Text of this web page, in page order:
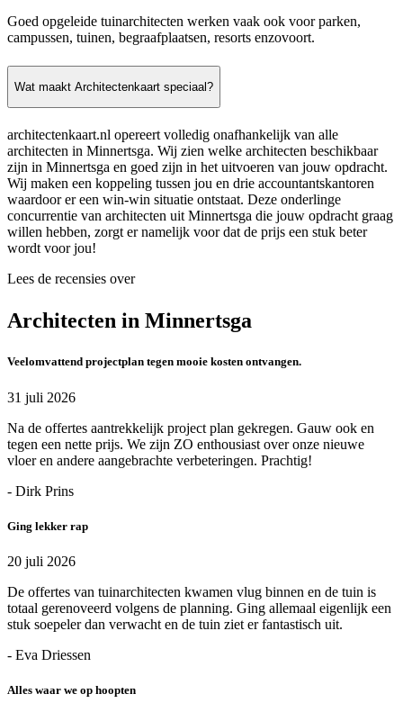
Goed opgeleide tuinarchitecten werken vaak ook voor parken,
campussen, tuinen, begraafplaatsen, resorts enzovoort.
Wat maakt Architectenkaart speciaal?
architectenkaart.nl opereert volledig onafhankelijk van alle
architecten in Minnertsga. Wij zien welke architecten beschikbaar
zijn in Minnertsga en goed zijn in het uitvoeren van jouw opdracht.
Wij maken een koppeling tussen jou en drie accountantskantoren
waardoor er een win-win situatie ontstaat. Deze onderlinge
concurrentie van architecten uit Minnertsga die jouw opdracht graag
willen hebben, zorgt er namelijk voor dat de prijs een stuk beter
wordt voor jou!
Lees de recensies over
Architecten in Minnertsga
Veelomvattend projectplan tegen mooie kosten ontvangen.
31 juli 2026
Na de offertes aantrekkelijk project plan gekregen. Gauw ook en
tegen een nette prijs. We zijn ZO enthousiast over onze nieuwe
vloer en andere aangebrachte verbeteringen. Prachtig!
- Dirk Prins
Ging lekker rap
20 juli 2026
De offertes van tuinarchitecten kwamen vlug binnen en de tuin is
totaal gerenoveerd volgens de planning. Ging allemaal eigenlijk een
stuk soepeler dan verwacht en de tuin ziet er fantastisch uit.
- Eva Driessen
Alles waar we op hoopten